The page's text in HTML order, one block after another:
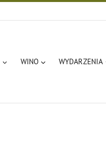
WINO WYDARZENIA